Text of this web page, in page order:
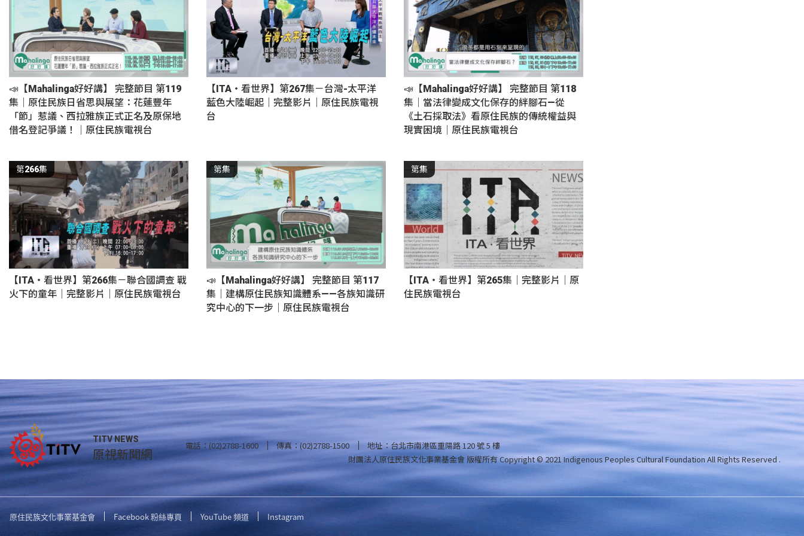
📣【Mahalinga好好講】 完整節目 第119
集｜原住民族日省思與展望：花蓮豐年
「節」惹議、西拉雅族正式正名及原保地
借名登記爭議！｜原住民族電視台
【ITA・看世界】第267集－台灣-太平洋
藍色大陸崛起｜完整影片｜原住民族電視
台
📣【Mahalinga好好講】 完整節目 第118
集｜當法律變成文化保存的絆腳石—從
《土石採取法》看原住民族的傳統權益與
現實困境｜原住民族電視台
第266集
【ITA・看世界】第266集－聯合國調查 戰
火下的童年｜完整影片｜原住民族電視台
第集
📣【Mahalinga好好講】 完整節目 第117
集｜建構原住民族知識體系——各族知識研
究中心的下一步｜原住民族電視台
第集
【ITA・看世界】第265集｜完整影片｜原
住民族電視台
TITV NEWS
原視新聞網 電話：(02)2788-1600 傳真：(02)2788-1500
地址：台北市南港區重陽路 120 號 5 樓
財團法人原住民族文化事業基金會 版權所有Copyright © 2021 Indigenous Peoples Cultural Foundation All Rights Reserved .
原住民族文化事業基金會 Facebook 粉絲專頁 YouTube 頻道 Instagram